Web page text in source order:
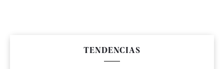
TENDENCIAS